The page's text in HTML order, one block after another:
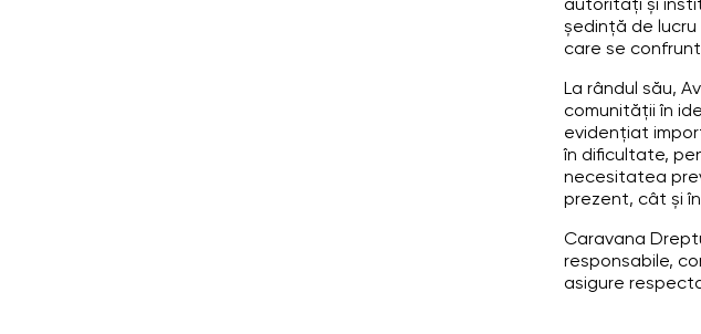
autorități și
ședință de
care se
La rândul său,
comunității în
evidențiat
în dificultate,
necesitatea
prezent, cât și
Caravana
responsabile,
asigure